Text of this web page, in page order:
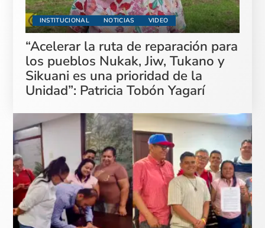
INSTITUCIONAL NOTICIAS VIDEO
“Acelerar la ruta de reparación para
los pueblos Nukak, Jiw, Tukano y
Sikuani es una prioridad de la
Unidad”: Patricia Tobón Yagarí